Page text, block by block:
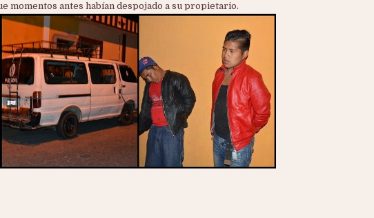
momentos antes habían despojado a su propietario.